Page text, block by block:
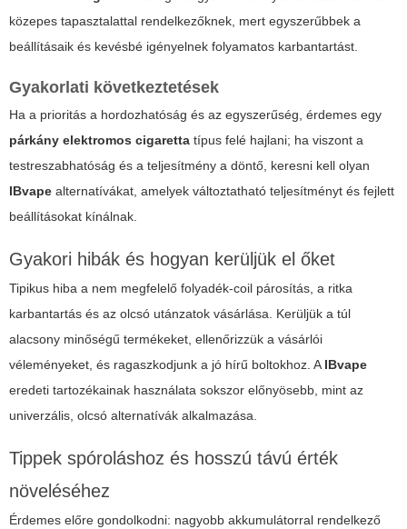
közepes tapasztalattal rendelkezőknek, mert egyszerűbbek a
beállításaik és kevésbé igényelnek folyamatos karbantartást.
Gyakorlati következtetések
Ha a prioritás a hordozhatóság és az egyszerűség, érdemes egy
párkány elektromos cigaretta típus felé hajlani; ha viszont a
testreszabhatóság és a teljesítmény a döntő, keresni kell olyan
IBvape alternatívákat, amelyek változtatható teljesítményt és fejlett
beállításokat kínálnak.
Gyakori hibák és hogyan kerüljük el őket
Tipikus hiba a nem megfelelő folyadék-coil párosítás, a ritka
karbantartás és az olcsó utánzatok vásárlása. Kerüljük a túl
alacsony minőségű termékeket, ellenőrizzük a vásárlói
véleményeket, és ragaszkodjunk a jó hírű boltokhoz. AIBvape
eredeti tartozékainak használata sokszor előnyösebb, mint az
univerzális, olcsó alternatívák alkalmazása.
Tippek spóroláshoz és hosszú távú érték
növeléséhez
Érdemes előre gondolkodni: nagyobb akkumulátorral rendelkező